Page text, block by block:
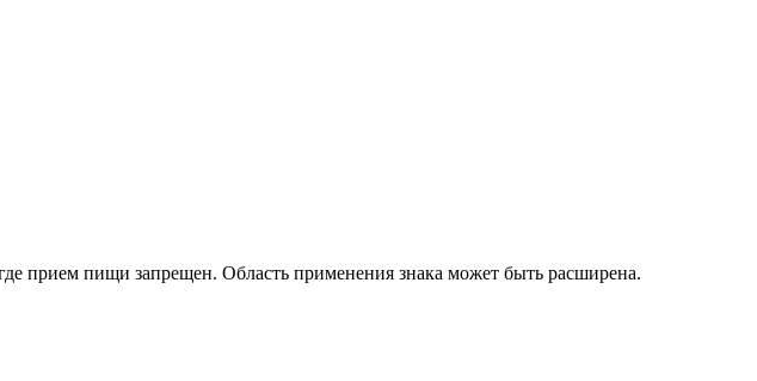
прием пищи запрещен. Область применения знака может быть расширена.